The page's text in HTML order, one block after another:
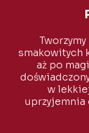
smakowitych
aż po
w
uprzyjemnia